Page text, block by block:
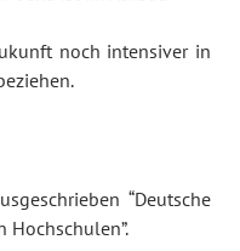
noch intensiver in
“Deutsche
Hochschulen”.